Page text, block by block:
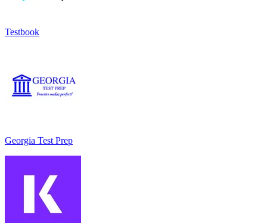
Testbook
Georgia Test Prep